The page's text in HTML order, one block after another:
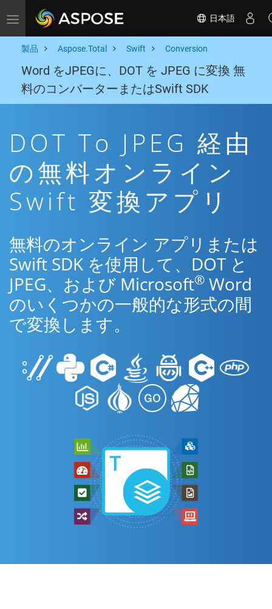
Toggle navigation 日本語
製品 Aspose.Total Swift Conversion
Word をJPEGに、DOT を JPEG に変換 無
料のコンバーターまたはSwift SDK
DOT To JPEG 経由
の無料オンライン
Swift 変換アプリ
無料のオンライン アプリまたは
Swift SDK を使用して、DOT と
JPEG、および Microsoft® Word
のいくつかの一般的な形式の間
で変換します。